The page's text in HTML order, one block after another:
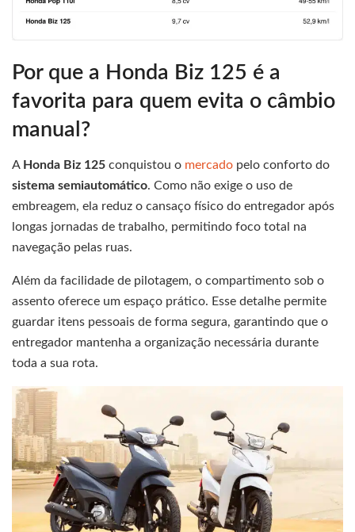
Por que a Honda Biz 125 é a
favorita para quem evita o câmbio
manual?
A Honda Biz 125 conquistou o mercado pelo conforto do
sistema semiautomático. Como não exige o uso de
embreagem, ela reduz o cansaço físico do entregador após
longas jornadas de trabalho, permitindo foco total na
navegação pelas ruas.
Além da facilidade de pilotagem, o compartimento sob o
assento oferece um espaço prático. Esse detalhe permite
guardar itens pessoais de forma segura, garantindo que o
entregador mantenha a organização necessária durante
toda a sua rota.